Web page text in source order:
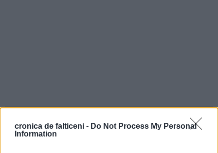
cronica de falticeni - Do Not Process My Personal
Information